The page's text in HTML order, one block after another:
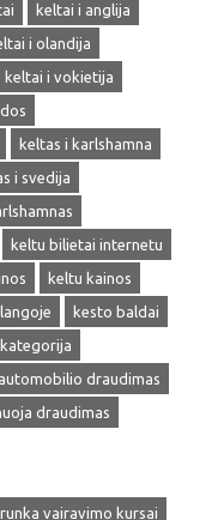
keltai i anglija
i olandija
keltai i vokietija
keltas i karlshamna
i svedija
keltu bilietai internetu
keltu kainos
kesto baldai
draudimas
draudimas
vairavimo kursai